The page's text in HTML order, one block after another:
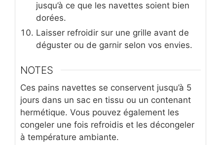
jusqu’à ce que les navettes soient bien
dorées.
Laisser refroidir sur une grille avant de
déguster ou de garnir selon vos envies.
NOTES
Ces pains navettes se conservent jusqu’à 5
jours dans un sac en tissu ou un contenant
hermétique. Vous pouvez également les
congeler une fois refroidis et les décongeler
à température ambiante.